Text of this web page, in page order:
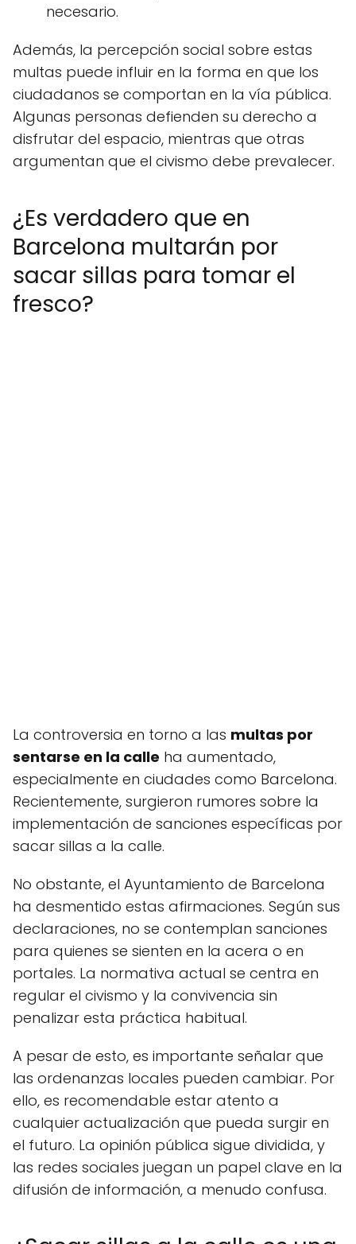
necesario.
Además, la percepción social sobre estas
multas puede influir en la forma en que los
ciudadanos se comportan en la vía pública.
Algunas personas defienden su derecho a
disfrutar del espacio, mientras que otras
argumentan que el civismo debe prevalecer.
¿Es verdadero que en
Barcelona multarán por
sacar sillas para tomar el
fresco?
La controversia en torno a las multas por
sentarse en la calle ha aumentado,
especialmente en ciudades como Barcelona.
Recientemente, surgieron rumores sobre la
implementación de sanciones específicas por
sacar sillas a la calle.
No obstante, el Ayuntamiento de Barcelona
ha desmentido estas afirmaciones. Según sus
declaraciones, no se contemplan sanciones
para quienes se sienten en la acera o en
portales. La normativa actual se centra en
regular el civismo y la convivencia sin
penalizar esta práctica habitual.
A pesar de esto, es importante señalar que
las ordenanzas locales pueden cambiar. Por
ello, es recomendable estar atento a
cualquier actualización que pueda surgir en
el futuro. La opinión pública sigue dividida, y
las redes sociales juegan un papel clave en la
difusión de información, a menudo confusa.